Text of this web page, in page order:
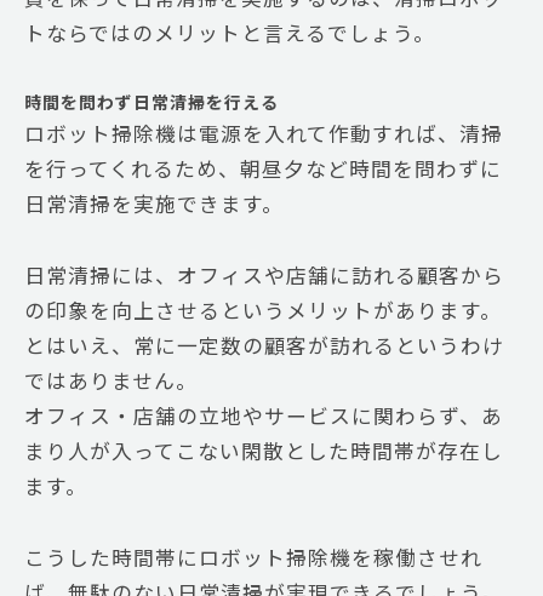
トならではのメリットと言えるでしょう。
時間を問わず日常清掃を行える
ロボット掃除機は電源を入れて作動すれば、清掃
を行ってくれるため、朝昼夕など時間を問わずに
日常清掃を実施できます。
日常清掃には、オフィスや店舗に訪れる顧客から
の印象を向上させるというメリットがあります。
とはいえ、常に一定数の顧客が訪れるというわけ
ではありません。
オフィス・店舗の立地やサービスに関わらず、あ
まり人が入ってこない閑散とした時間帯が存在し
ます。
こうした時間帯にロボット掃除機を稼働させれ